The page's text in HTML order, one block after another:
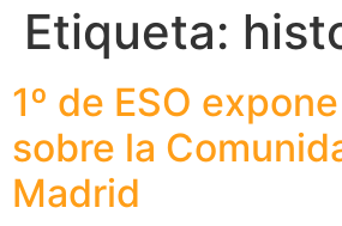
Etiqueta:
1º de ESO
sobre la
Madrid